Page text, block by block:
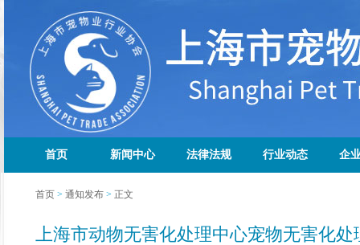
首页 新闻中心 法律法规 行业动态 企
首页> 通知发布> 正文
上海市动物无害化处理中心宠物无害化处